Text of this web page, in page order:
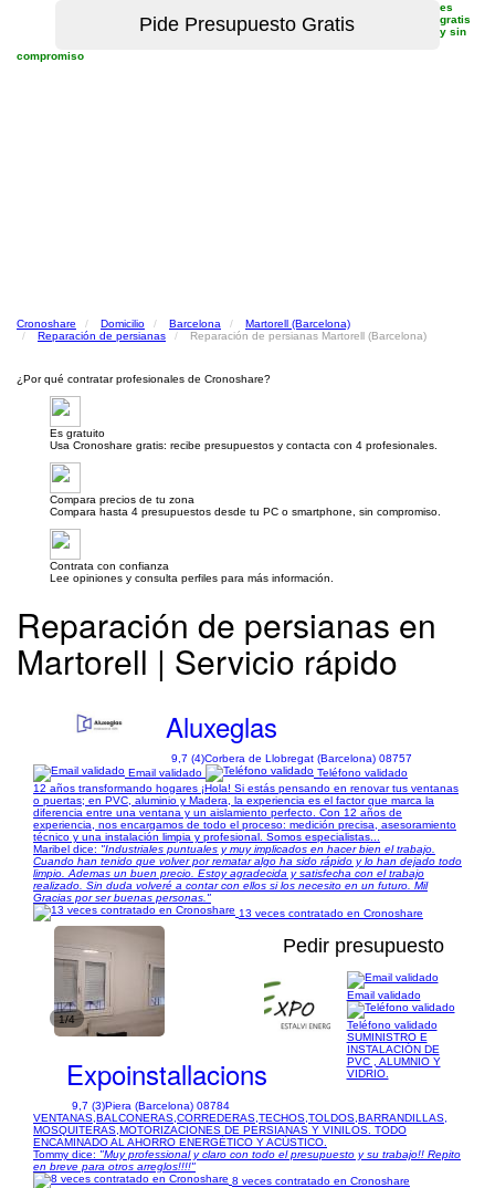
es
gratis
y sin
compromiso
Cronoshare Domicilio Barcelona
Martorell (Barcelona)
Reparación de persianas
Reparación de persianas Martorell (Barcelona)
¿Por qué contratar profesionales de Cronoshare?
Es gratuito
Usa Cronoshare gratis: recibe presupuestos y contacta con 4 profesionales.
Compara precios de tu zona
Compara hasta 4 presupuestos desde tu PC o smartphone, sin compromiso.
Contrata con confianza
Lee opiniones y consulta perfiles para más información.
Reparación de persianas en
Martorell | Servicio rápido
Aluxeglas
9,7 (4)Corbera de Llobregat (Barcelona) 08757
Email validado
Teléfono validado
12 años transformando hogares ¡Hola! Si estás pensando en renovar tus ventanas
o puertas; en PVC, aluminio y Madera, la experiencia es el factor que marca la
diferencia entre una ventana y un aislamiento perfecto. Con 12 años de
experiencia, nos encargamos de todo el proceso: medición precisa, asesoramiento
técnico y una instalación limpia y profesional. Somos especialistas...
Maribel dice: "Industriales puntuales y muy implicados en hacer bien el trabajo.
Cuando han tenido que volver por rematar algo ha sido rápido y lo han dejado todo
limpio. Ademas un buen precio. Estoy agradecida y satisfecha con el trabajo
realizado. Sin duda volveré a contar con ellos si los necesito en un futuro. Mil
Gracias por ser buenas personas."
13 veces contratado en Cronoshare
1/4
Pedir presupuesto
Expoinstallacions
9,7 (3)Piera (Barcelona) 08784
Email validado
Teléfono validado
SUMINISTRO E
INSTALACIÓN DE
PVC , ALUMNIO Y
VIDRIO.
VENTANAS,BALCONERAS,CORREDERAS,TECHOS,TOLDOS,BARRANDILLAS,
MOSQUITERAS,MOTORIZACIONES DE PERSIANAS Y VINILOS. TODO
ENCAMINADO AL AHORRO ENERGÉTICO Y ACÚSTICO.
Tommy dice: "Muy professional y claro con todo el presupuesto y su trabajo!! Repito
en breve para otros arreglos!!!!"
8 veces contratado en Cronoshare